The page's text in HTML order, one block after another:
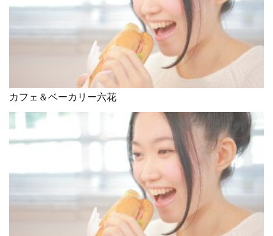
カフェ＆ベーカリー六花